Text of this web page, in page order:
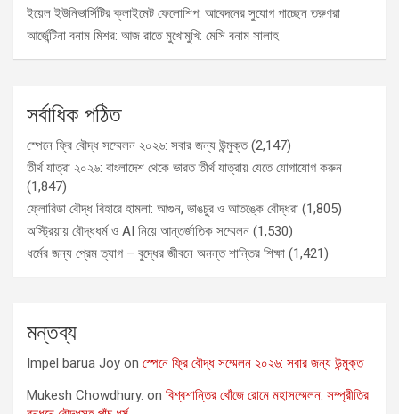
ইয়েল ইউনিভার্সিটির ক্লাইমেট ফেলোশিপ: আবেদনের সুযোগ পাচ্ছেন তরুণরা
আর্জেন্টিনা বনাম মিশর: আজ রাতে মুখোমুখি: মেসি বনাম সালাহ
সর্বাধিক পঠিত
স্পেনে ফ্রি বৌদ্ধ সম্মেলন ২০২৬: সবার জন্য উন্মুক্ত (2,147)
তীর্থ যাত্রা ২০২৬: বাংলাদেশ থেকে ভারত তীর্থ যাত্রায় যেতে যোগাযোগ করুন
(1,847)
ফ্লোরিডা বৌদ্ধ বিহারে হামলা: আগুন, ভাঙচুর ও আতঙ্কে বৌদ্ধরা (1,805)
অস্ট্রিয়ায় বৌদ্ধধর্ম ও AI নিয়ে আন্তর্জাতিক সম্মেলন (1,530)
ধর্মের জন্য প্রেম ত্যাগ – বুদ্ধের জীবনে অনন্ত শান্তির শিক্ষা (1,421)
মন্তব্য
Impel barua Joy on স্পেনে ফ্রি বৌদ্ধ সম্মেলন ২০২৬: সবার জন্য উন্মুক্ত
Mukesh Chowdhury. on বিশ্বশান্তির খোঁজে রোমে মহাসম্মেলন: সম্প্রীতির